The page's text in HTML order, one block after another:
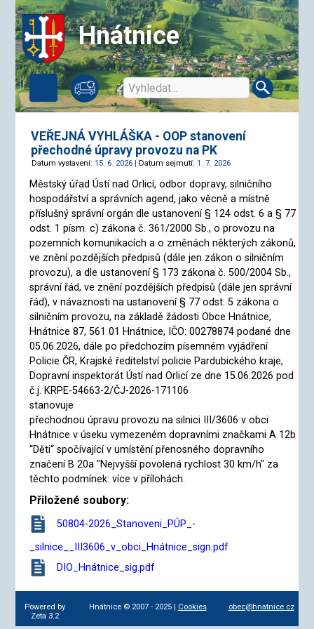
Hnátnice
VEŘEJNÁ VYHLÁŠKA - OOP stanovení
přechodné úpravy provozu na PK
Datum vystavení: 15. 6. 2026 | Datum sejmutí: 1. 7. 2026
Městský úřad Ústí nad Orlicí, odbor dopravy, silničního
hospodářství a správních agend, jako věcně a místně
příslušný správní orgán dle ustanovení § 124 odst. 6 a § 77
odst. 1 písm. c) zákona č. 361/2000 Sb., o provozu na
pozemních komunikacích a o změnách některých zákonů,
ve znění pozdějších předpisů (dále jen zákon o silničním
provozu), a dle ustanovení § 173 zákona č. 500/2004 Sb.,
správní řád, ve znění pozdějších předpisů (dále jen správní
řád), v návaznosti na ustanovení § 77 odst. 5 zákona o
silničním provozu, na základě žádosti Obce Hnátnice,
Hnátnice 87, 561 01 Hnátnice, IČO: 00278874 podané dne
05.06.2026, dále po předchozím písemném vyjádření
Policie ČR, Krajské ředitelství policie Pardubického kraje,
Dopravní inspektorát Ústí nad Orlicí ze dne 15.06.2026 pod
č.j. KRPE-54663-2/ČJ-2026-171106
stanovuje
přechodnou úpravu provozu na silnici III/3606 v obci
Hnátnice v úseku vymezeném dopravními značkami A 12b
“Děti“ spočívající v umístění přenosného dopravního
značení B 20a "Nejvyšší povolená rychlost 30 km/h" za
těchto podmínek: více v přílohách.
Přiložené soubory:
50804-2026_Stanoveni_PÚP_-
_silnice__III3606_v_obci_Hnátnice_sign.pdf
DIO_Hnátnice_sig.pdf
Powered by
Zeta 3.2
Hnátnice © 2007 - 2025 | Cookies obec@hnatnice.cz